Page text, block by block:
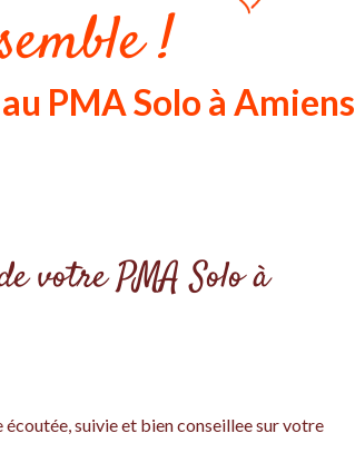
!
PMA Solo à Amiens
votre PMA Solo à
suivie et bien conseillee sur votre